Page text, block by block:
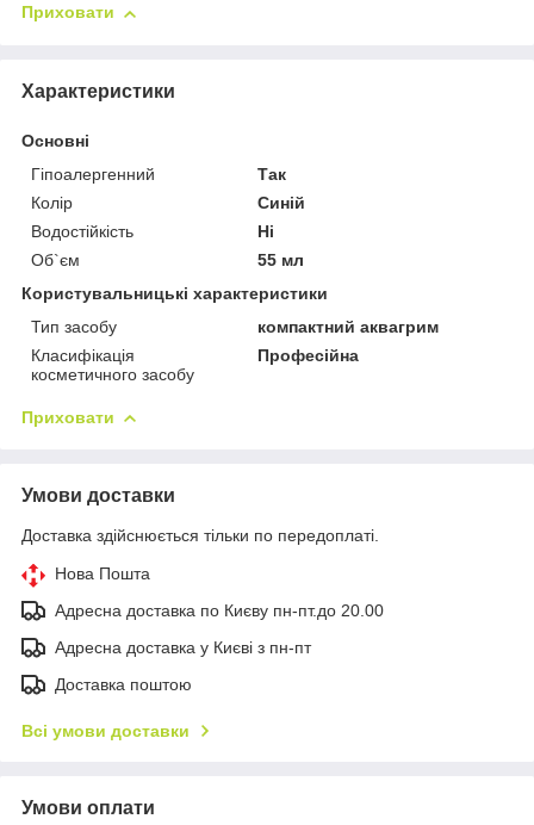
Приховати
Характеристики
Основні
Гіпоалергенний
Так
Колір
Синій
Водостійкість
Ні
Об`єм
55 мл
Користувальницькі характеристики
Тип засобу
компактний аквагрим
Класифікація
косметичного засобу
Професійна
Приховати
Умови доставки
Доставка здійснюється тільки по передоплаті.
Нова Пошта
Адресна доставка по Києву пн-пт.до 20.00
Адресна доставка у Києві з пн-пт
Доставка поштою
Всі умови доставки
Умови оплати